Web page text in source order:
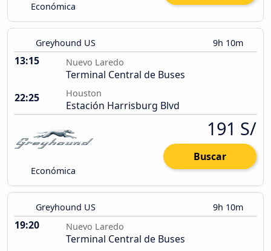
Económica
Greyhound US 9h 10m
13:15 Nuevo Laredo
Terminal Central de Buses
22:25
Houston
Estación Harrisburg Blvd
Económica
191 S/
Buscar
Greyhound US 9h 10m
19:20 Nuevo Laredo
Terminal Central de Buses